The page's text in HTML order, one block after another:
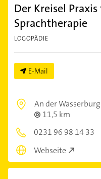
Der Kreisel
Sprachtherapie
LOGOPÄDIE
E-Mail
An der
11,5 km
0231 96 98 14 33
Webseite